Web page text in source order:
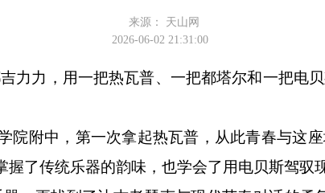
来源：
天山网
2026-06-02 21:31:00
力，用一把热瓦普、一把都塔尔和一把电
附中，第一次拿起热瓦普，从此青春与这座
了传统乐器的韵味，也学会了用电贝斯驾驭